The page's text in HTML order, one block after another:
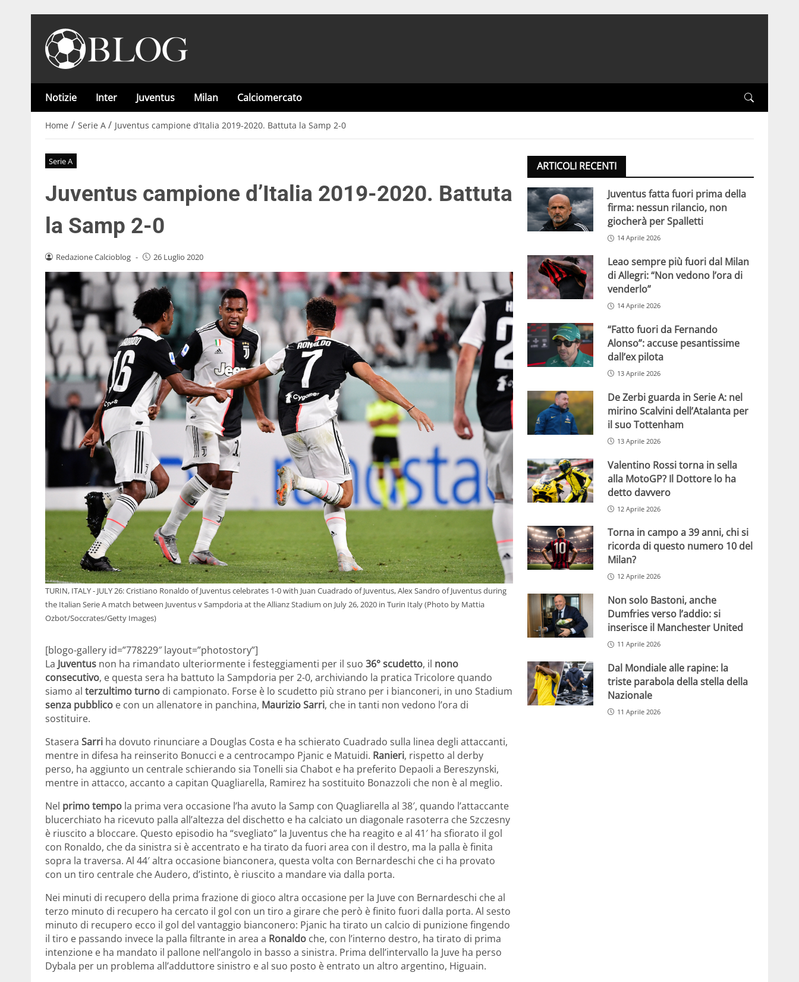
Notizie Inter Juventus Milan Calciomercato
Home / Serie A / Juventus campione d’Italia 2019-2020. Battuta la Samp 2-0
Serie A
Juventus campione d’Italia 2019-2020. Battuta
la Samp 2-0
Redazione Calcioblog - 26 Luglio 2020
TURIN, ITALY - JULY 26: Cristiano Ronaldo of Juventus celebrates 1-0 with Juan Cuadrado of Juventus, Alex Sandro of Juventus during
the Italian Serie A match between Juventus v Sampdoria at the Allianz Stadium on July 26, 2020 in Turin Italy (Photo by Mattia
Ozbot/Soccrates/Getty Images)
[blogo-gallery id=”778229″ layout=”photostory”]
La Juventus non ha rimandato ulteriormente i festeggiamenti per il suo 36° scudetto, il nono
consecutivo, e questa sera ha battuto la Sampdoria per 2-0, archiviando la pratica Tricolore quando
siamo al terzultimo turno di campionato. Forse è lo scudetto più strano per i bianconeri, in uno Stadium
senza pubblico e con un allenatore in panchina, Maurizio Sarri, che in tanti non vedono l’ora di
sostituire.
Stasera Sarri ha dovuto rinunciare a Douglas Costa e ha schierato Cuadrado sulla linea degli attaccanti,
mentre in difesa ha reinserito Bonucci e a centrocampo Pjanic e Matuidi. Ranieri, rispetto al derby
perso, ha aggiunto un centrale schierando sia Tonelli sia Chabot e ha preferito Depaoli a Bereszynski,
mentre in attacco, accanto a capitan Quagliarella, Ramirez ha sostituito Bonazzoli che non è al meglio.
Nel primo tempo la prima vera occasione l’ha avuto la Samp con Quagliarella al 38′, quando l’attaccante
blucerchiato ha ricevuto palla all’altezza del dischetto e ha calciato un diagonale rasoterra che Szczesny
è riuscito a bloccare. Questo episodio ha “svegliato” la Juventus che ha reagito e al 41′ ha sfiorato il gol
con Ronaldo, che da sinistra si è accentrato e ha tirato da fuori area con il destro, ma la palla è finita
sopra la traversa. Al 44′ altra occasione bianconera, questa volta con Bernardeschi che ci ha provato
con un tiro centrale che Audero, d’istinto, è riuscito a mandare via dalla porta.
Nei minuti di recupero della prima frazione di gioco altra occasione per la Juve con Bernardeschi che al
terzo minuto di recupero ha cercato il gol con un tiro a girare che però è finito fuori dalla porta. Al sesto
minuto di recupero ecco il gol del vantaggio bianconero: Pjanic ha tirato un calcio di punizione fingendo
il tiro e passando invece la palla filtrante in area a Ronaldo che, con l’interno destro, ha tirato di prima
intenzione e ha mandato il pallone nell’angolo in basso a sinistra. Prima dell’intervallo la Juve ha perso
Dybala per un problema all’adduttore sinistro e al suo posto è entrato un altro argentino, Higuain.
ARTICOLI RECENTI
Juventus fatta fuori prima della
firma: nessun rilancio, non
giocherà per Spalletti
14 Aprile 2026
Leao sempre più fuori dal Milan
di Allegri: “Non vedono l’ora di
venderlo”
14 Aprile 2026
“Fatto fuori da Fernando
Alonso”: accuse pesantissime
dall’ex pilota
13 Aprile 2026
De Zerbi guarda in Serie A: nel
mirino Scalvini dell’Atalanta per
il suo Tottenham
13 Aprile 2026
Valentino Rossi torna in sella
alla MotoGP? Il Dottore lo ha
detto davvero
12 Aprile 2026
Torna in campo a 39 anni, chi si
ricorda di questo numero 10 del
Milan?
12 Aprile 2026
Non solo Bastoni, anche
Dumfries verso l’addio: si
inserisce il Manchester United
11 Aprile 2026
Dal Mondiale alle rapine: la
triste parabola della stella della
Nazionale
11 Aprile 2026